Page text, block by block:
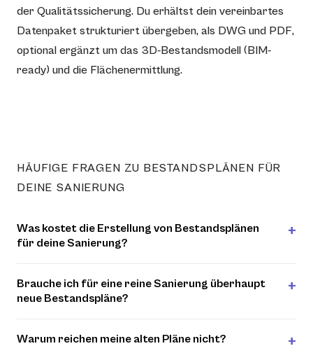
der Qualitätssicherung. Du erhältst dein vereinbartes
Datenpaket strukturiert übergeben, als DWG und PDF,
optional ergänzt um das 3D-Bestandsmodell (BIM-
ready) und die Flächenermittlung.
HÄUFIGE FRAGEN ZU BESTANDSPLÄNEN FÜR
DEINE SANIERUNG
Was kostet die Erstellung von Bestandsplänen
für deine Sanierung?
Brauche ich für eine reine Sanierung überhaupt
neue Bestandspläne?
Warum reichen meine alten Pläne nicht?